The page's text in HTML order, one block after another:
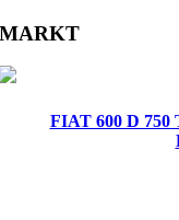
Facebook
Twitter
Reddit
LinkedIn
WhatsApp
Tumblr
Pinterest
Vk
Xing
Email
MARKT
FIAT 600 D 750